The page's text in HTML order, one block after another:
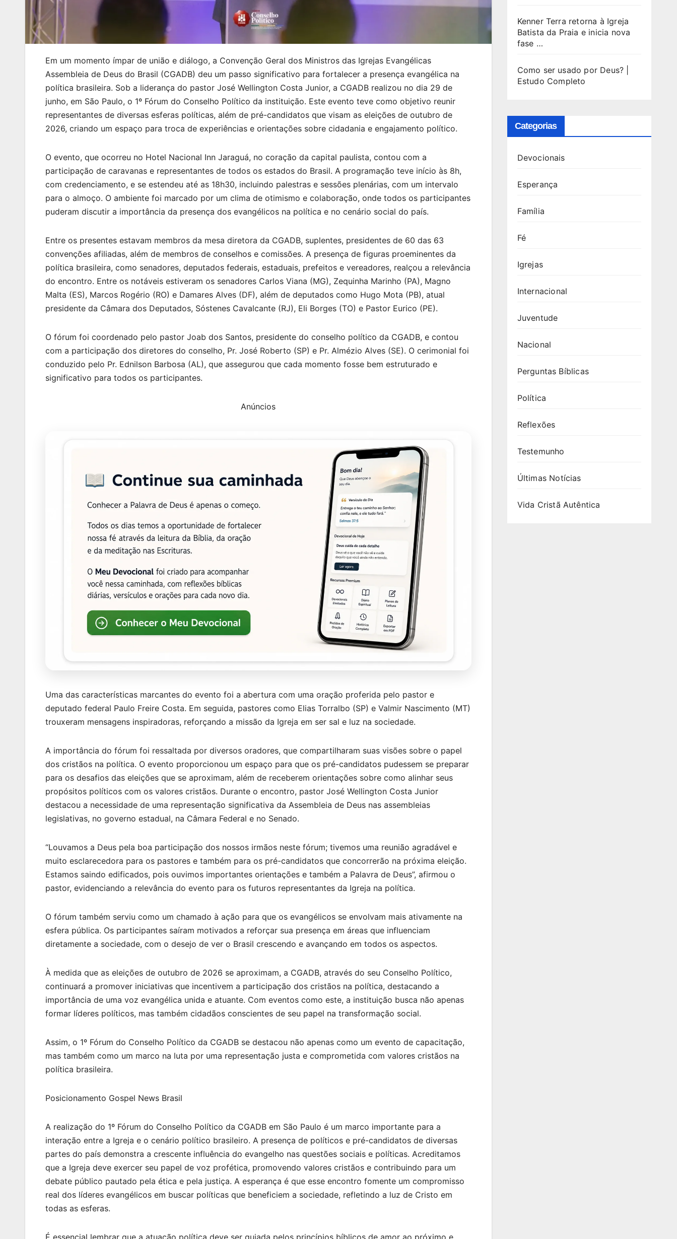
Em um momento ímpar de união e diálogo, a Convenção Geral dos Ministros das Igrejas Evangélicas
Assembleia de Deus do Brasil (CGADB) deu um passo significativo para fortalecer a presença evangélica na
política brasileira. Sob a liderança do pastor José Wellington Costa Junior, a CGADB realizou no dia 29 de
junho, em São Paulo, o 1º Fórum do Conselho Político da instituição. Este evento teve como objetivo reunir
representantes de diversas esferas políticas, além de pré-candidatos que visam as eleições de outubro de
2026, criando um espaço para troca de experiências e orientações sobre cidadania e engajamento político.
O evento, que ocorreu no Hotel Nacional Inn Jaraguá, no coração da capital paulista, contou com a
participação de caravanas e representantes de todos os estados do Brasil. A programação teve início às 8h,
com credenciamento, e se estendeu até as 18h30, incluindo palestras e sessões plenárias, com um intervalo
para o almoço. O ambiente foi marcado por um clima de otimismo e colaboração, onde todos os participantes
puderam discutir a importância da presença dos evangélicos na política e no cenário social do país.
Entre os presentes estavam membros da mesa diretora da CGADB, suplentes, presidentes de 60 das 63
convenções afiliadas, além de membros de conselhos e comissões. A presença de figuras proeminentes da
política brasileira, como senadores, deputados federais, estaduais, prefeitos e vereadores, realçou a relevância
do encontro. Entre os notáveis estiveram os senadores Carlos Viana (MG), Zequinha Marinho (PA), Magno
Malta (ES), Marcos Rogério (RO) e Damares Alves (DF), além de deputados como Hugo Mota (PB), atual
presidente da Câmara dos Deputados, Sóstenes Cavalcante (RJ), Eli Borges (TO) e Pastor Eurico (PE).
O fórum foi coordenado pelo pastor Joab dos Santos, presidente do conselho político da CGADB, e contou
com a participação dos diretores do conselho, Pr. José Roberto (SP) e Pr. Almézio Alves (SE). O cerimonial foi
conduzido pelo Pr. Ednilson Barbosa (AL), que assegurou que cada momento fosse bem estruturado e
significativo para todos os participantes.
Anúncios
Uma das características marcantes do evento foi a abertura com uma oração proferida pelo pastor e
deputado federal Paulo Freire Costa. Em seguida, pastores como Elias Torralbo (SP) e Valmir Nascimento (MT)
trouxeram mensagens inspiradoras, reforçando a missão da Igreja em ser sal e luz na sociedade.
A importância do fórum foi ressaltada por diversos oradores, que compartilharam suas visões sobre o papel
dos cristãos na política. O evento proporcionou um espaço para que os pré-candidatos pudessem se preparar
para os desafios das eleições que se aproximam, além de receberem orientações sobre como alinhar seus
propósitos políticos com os valores cristãos. Durante o encontro, pastor José Wellington Costa Junior
destacou a necessidade de uma representação significativa da Assembleia de Deus nas assembleias
legislativas, no governo estadual, na Câmara Federal e no Senado.
“Louvamos a Deus pela boa participação dos nossos irmãos neste fórum; tivemos uma reunião agradável e
muito esclarecedora para os pastores e também para os pré-candidatos que concorrerão na próxima eleição.
Estamos saindo edificados, pois ouvimos importantes orientações e também a Palavra de Deus”, afirmou o
pastor, evidenciando a relevância do evento para os futuros representantes da Igreja na política.
O fórum também serviu como um chamado à ação para que os evangélicos se envolvam mais ativamente na
esfera pública. Os participantes saíram motivados a reforçar sua presença em áreas que influenciam
diretamente a sociedade, com o desejo de ver o Brasil crescendo e avançando em todos os aspectos.
À medida que as eleições de outubro de 2026 se aproximam, a CGADB, através do seu Conselho Político,
continuará a promover iniciativas que incentivem a participação dos cristãos na política, destacando a
importância de uma voz evangélica unida e atuante. Com eventos como este, a instituição busca não apenas
formar líderes políticos, mas também cidadãos conscientes de seu papel na transformação social.
Assim, o 1º Fórum do Conselho Político da CGADB se destacou não apenas como um evento de capacitação,
mas também como um marco na luta por uma representação justa e comprometida com valores cristãos na
política brasileira.
Posicionamento Gospel News Brasil
A realização do 1º Fórum do Conselho Político da CGADB em São Paulo é um marco importante para a
interação entre a Igreja e o cenário político brasileiro. A presença de políticos e pré-candidatos de diversas
partes do país demonstra a crescente influência do evangelho nas questões sociais e políticas. Acreditamos
que a Igreja deve exercer seu papel de voz profética, promovendo valores cristãos e contribuindo para um
debate público pautado pela ética e pela justiça. A esperança é que esse encontro fomente um compromisso
real dos líderes evangélicos em buscar políticas que beneficiem a sociedade, refletindo a luz de Cristo em
todas as esferas.
Kenner Terra retorna à Igreja
Batista da Praia e inicia nova
fase …
Como ser usado por Deus? |
Estudo Completo
Categorias
Devocionais
Esperança
Família
Fé
Igrejas
Internacional
Juventude
Nacional
Perguntas Bíblicas
Política
Reflexões
Testemunho
Últimas Notícias
Vida Cristã Autêntica